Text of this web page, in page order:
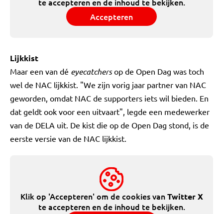
Accepteren
Lijkkist
Maar een van dé eyecatchersop de Open Dag was toch
wel de NAC lijkkist. "We zijn vorig jaar partner van NAC
geworden, omdat NAC de supporters iets wil bieden. En
dat geldt ook voor een uitvaart", legde een medewerker
van de DELA uit. De kist die op de Open Dag stond, is de
eerste versie van de NAC lijkkist.
Klik op 'Accepteren' om de cookies vanTwitter X
te accepteren en de inhoud te bekijken.